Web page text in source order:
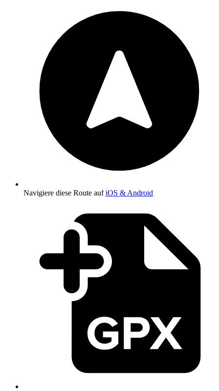
Navigiere diese Route aufiOS & Android